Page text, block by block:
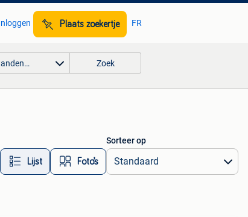
Plaats zoekertje FR
Zoek
Lijst Foto’s
Sorteer op